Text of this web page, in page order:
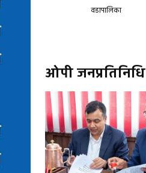
वडापालिका
ओपी जनप्रतिनिधि